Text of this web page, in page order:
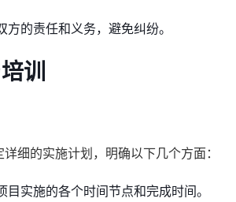
方的责任和义务，避免纠纷。
训
细的实施计划，明确以下几个方面：
目实施的各个时间节点和完成时间。